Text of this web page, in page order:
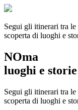
Segui gli itinerari tra
scoperta di luoghi e
NOma
luoghi e
Segui gli itinerari tra
scoperta di luoghi e